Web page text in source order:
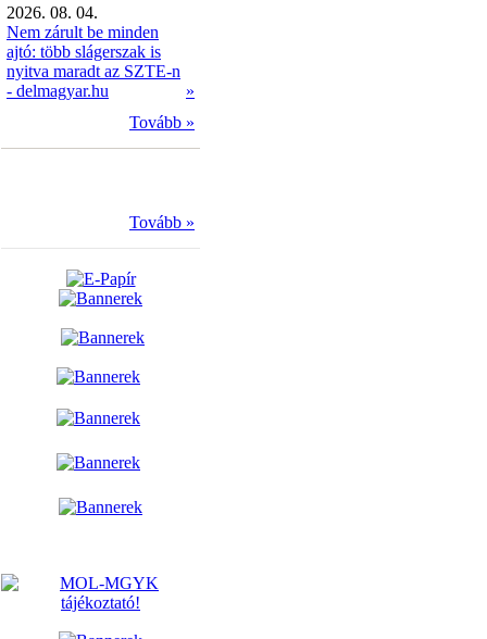
2026. 08. 04.
Nem zárult be minden
ajtó: több slágerszak is
nyitva maradt az SZTE-n
- delmagyar.hu
»
Tovább »
Tovább »